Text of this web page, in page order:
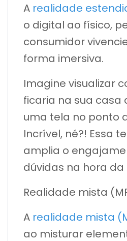
A realidade
o digital ao físico,
consumidor
forma imersiva.
Imagine visualizar
ficaria na sua casa
uma tela no ponto
Incrível, né?! Essa
amplia o
dúvidas na hora da
Realidade mista
A realidade mista
ao misturar